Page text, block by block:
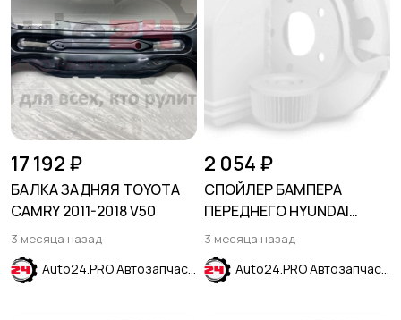
17 192 ₽
БАЛКА ЗАДНЯЯ TOYOTA
CAMRY 2011-2018 V50
3 месяца назад
Auto24.PRO Автозапчасти
2 054 ₽
СПОЙЛЕР БАМПЕРА
ПЕРЕДНЕГО HYUNDAI
ELANTRA VII (CN7) 2024-
3 месяца назад
Auto24.PRO Автозапчасти